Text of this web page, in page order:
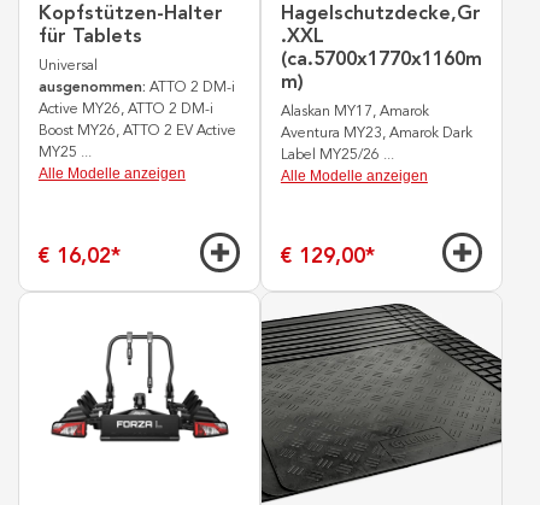
Kopfstützen-Halter
für Tablets
Universal
ausgenommen: ATTO 2 DM-i
Active MY26, ATTO 2 DM-i
Boost MY26, ATTO 2 EV Active
MY25 ...
Alle Modelle anzeigen
€ 16,02*
Hagelschutzdecke,Gr
.XXL
(ca.5700x1770x1160m
m)
Alaskan MY17, Amarok
Aventura MY23, Amarok Dark
Label MY25/26 ...
Alle Modelle anzeigen
€ 129,00*